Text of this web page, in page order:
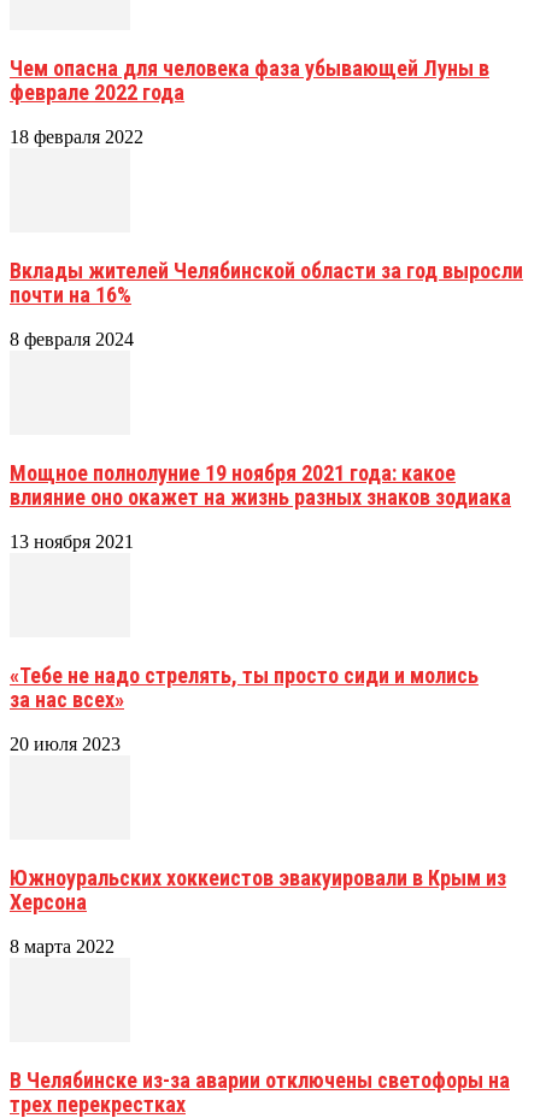
Чем опасна для человека фаза убывающей Луны в
феврале 2022 года
18 февраля 2022
Вклады жителей Челябинской области за год выросли
почти на 16%
8 февраля 2024
Мощное полнолуние 19 ноября 2021 года: какое
влияние оно окажет на жизнь разных знаков зодиака
13 ноября 2021
«Тебе не надо стрелять, ты просто сиди и молись
за нас всех»
20 июля 2023
Южноуральских хоккеистов эвакуировали в Крым из
Херсона
8 марта 2022
В Челябинске из-за аварии отключены светофоры на
трех перекрестках